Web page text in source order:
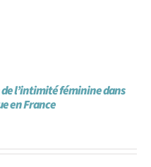
l’intimité féminine dans
en France